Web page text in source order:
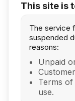
This site is
The service
suspended
reasons:
Unpaid
Terms
use.